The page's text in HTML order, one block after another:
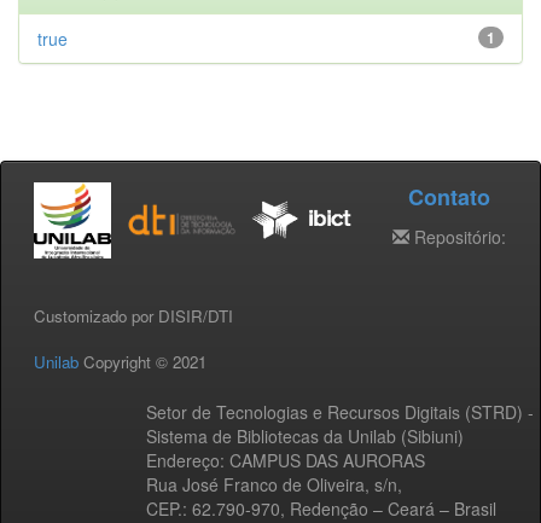
1
true
Customizado por DISIR/DTI
Unilab Copyright © 2021
Setor de Tecnologias e Recursos Digitais (STRD) -
Sistema de Bibliotecas da Unilab (Sibiuni)
Endereço: CAMPUS DAS AURORAS
Rua José Franco de Oliveira, s/n,
CEP.: 62.790-970, Redenção – Ceará – Brasil
Contato
Repositório: